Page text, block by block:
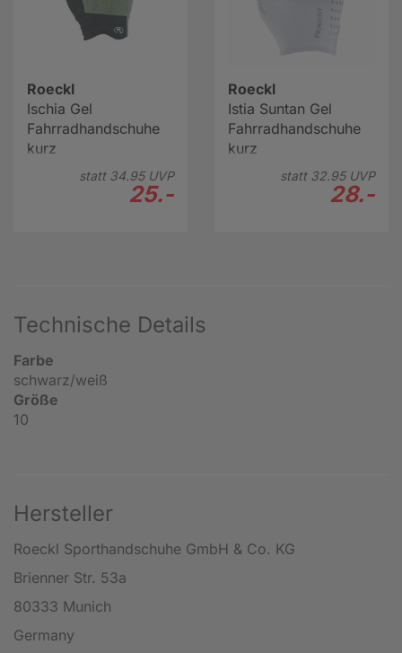
Roeckl
Ischia Gel
Fahrradhandschuhe
kurz
statt 34.95UVP
25.-
Roeckl
Istia Suntan Gel
Fahrradhandschuhe
kurz
statt 32.95UVP
28.-
Technische Details
Farbe
schwarz/weiß
Größe
10
Hersteller
Roeckl Sporthandschuhe GmbH & Co. KG
Brienner Str. 53a
80333 Munich
Germany